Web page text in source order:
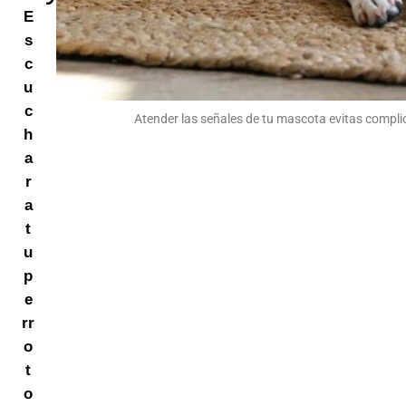
E
s
c
u
c
h
a
r
a
t
u
p
e
rr
o
t
o
Atender las señales de tu mascota evitas